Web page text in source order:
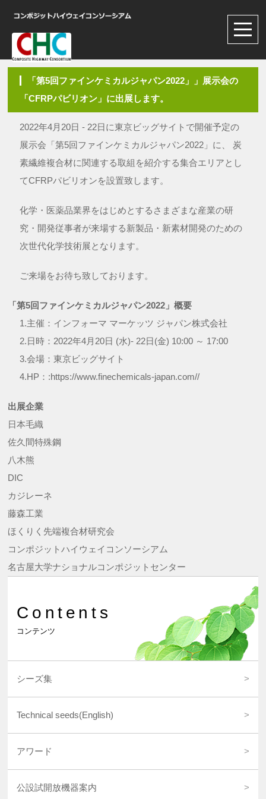
「第5回ファインケミカルジャパン2022」」展示会の
「CFRPパビリオン」に出展します。
2022年4月20日 - 22日に東京ビッグサイトで開催予定の
展示会「第5回ファインケミカルジャパン2022」に、 炭
素繊維複合材に関連する取組を紹介する集合エリアとし
てCFRPパビリオンを設置致します。
化学・医薬品業界をはじめとするさまざまな産業の研
究・開発従事者が来場する新製品・新素材開発のための
次世代化学技術展となります。
ご来場をお待ち致しております。
「第5回ファインケミカルジャパン2022」概要
1.主催：インフォーマ マーケッツ ジャパン株式会社
2.日時：2022年4月20日 (水)- 22日(金) 10:00 ～ 17:00
3.会場：東京ビッグサイト
4.HP：:https://www.finechemicals-japan.com//
出展企業
日本毛織
佐久間特殊鋼
八木熊
DIC
カジレーネ
藤森工業
ほくりく先端複合材研究会
コンポジットハイウェイコンソーシアム
名古屋大学ナショナルコンポジットセンター
Contents
コンテンツ
シーズ集
Technical seeds(English)
アワード
公設試開放機器案内